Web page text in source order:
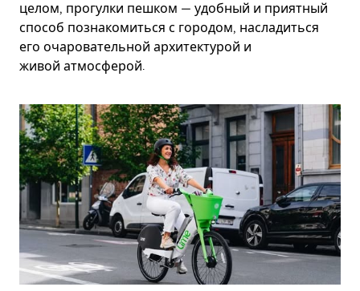
целом, прогулки пешком — удобный и приятный
способ познакомиться с городом, насладиться
его очаровательной архитектурой и
живой атмосферой.